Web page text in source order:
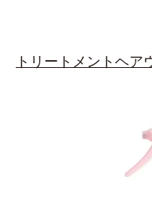
トリートメントヘア